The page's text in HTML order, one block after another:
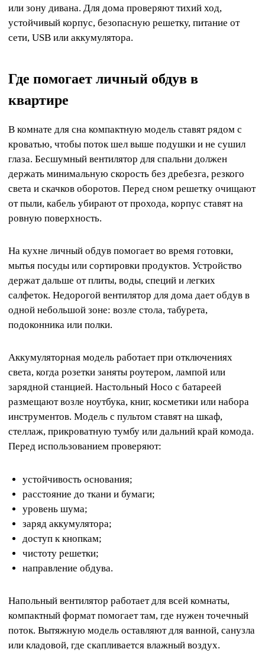
или зону дивана. Для дома проверяют тихий ход,
устойчивый корпус, безопасную решетку, питание от
сети, USB или аккумулятора.
Где помогает личный обдув в
квартире
В комнате для сна компактную модель ставят рядом с
кроватью, чтобы поток шел выше подушки и не сушил
глаза. Бесшумный вентилятор для спальни должен
держать минимальную скорость без дребезга, резкого
света и скачков оборотов. Перед сном решетку очищают
от пыли, кабель убирают от прохода, корпус ставят на
ровную поверхность.
На кухне личный обдув помогает во время готовки,
мытья посуды или сортировки продуктов. Устройство
держат дальше от плиты, воды, специй и легких
салфеток. Недорогой вентилятор для дома дает обдув в
одной небольшой зоне: возле стола, табурета,
подоконника или полки.
Аккумуляторная модель работает при отключениях
света, когда розетки заняты роутером, лампой или
зарядной станцией. Настольный Hoco с батареей
размещают возле ноутбука, книг, косметики или набора
инструментов. Модель с пультом ставят на шкаф,
стеллаж, прикроватную тумбу или дальний край комода.
Перед использованием проверяют:
устойчивость основания;
расстояние до ткани и бумаги;
уровень шума;
заряд аккумулятора;
доступ к кнопкам;
чистоту решетки;
направление обдува.
Напольный вентилятор работает для всей комнаты,
компактный формат помогает там, где нужен точечный
поток. Вытяжную модель оставляют для ванной, санузла
или кладовой, где скапливается влажный воздух.